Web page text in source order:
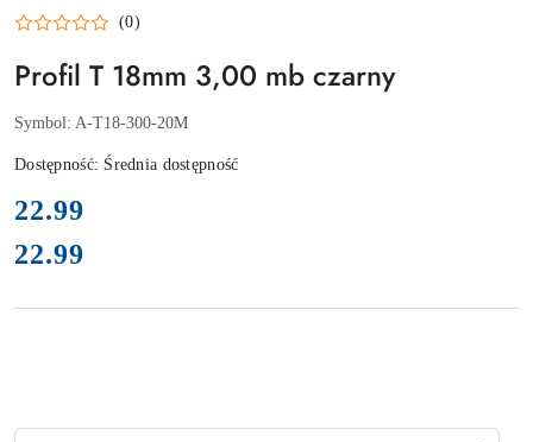
GTV
(0)
Profil T 18mm 3,00 mb czarny
Symbol: A-T18-300-20M
Dostępność: Średnia dostępność
cena:
22.99
Cena:
22.99